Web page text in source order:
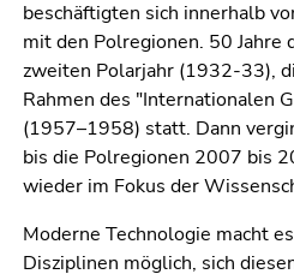
Zusatzinformationen
(Zugriffstaste
5)
Zu
den
Seiteneinstellungen
(Benutzer/Sprache)
(Zugriffstaste
8)
beschäftigten sich innerhalb
mit den Polregionen. 50 Jahre
zweiten Polarjahr (1932-33),
Rahmen des "Internationalen
(1957–1958) statt. Dann
bis die Polregionen 2007 bis
wieder im Fokus der
Moderne Technologie macht
Disziplinen möglich, sich